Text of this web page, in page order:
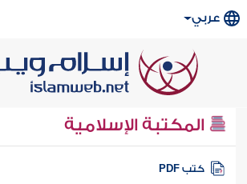
عربي
المكتبة الإسلامية